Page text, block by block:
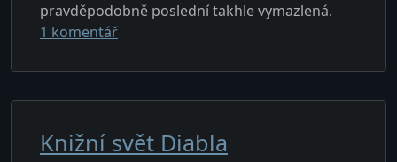
pravděpodobně poslední takhle vymazlená.
1 komentářu textu s názvem Nová sezóna v D3 se
Knižní svět Diabla